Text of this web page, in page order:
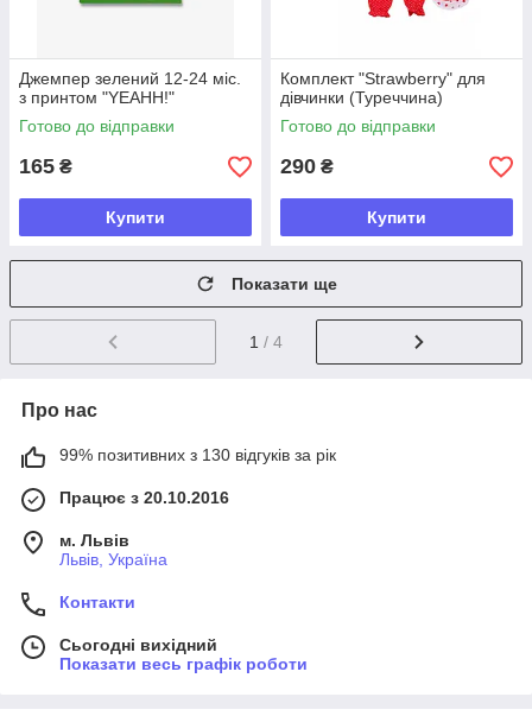
Джемпер зелений 12-24 міс.
з принтом "YEAHH!"
Готово до відправки
165 ₴
Купити
Комплект "Strawberry" для
дівчинки (Туреччина)
Готово до відправки
290 ₴
Купити
Показати ще
1 / 4
Про нас
99% позитивних з 130 відгуків за рік
Працює з 20.10.2016
м. Львів
Львів, Україна
Контакти
Сьогодні вихідний
Показати весь графік роботи